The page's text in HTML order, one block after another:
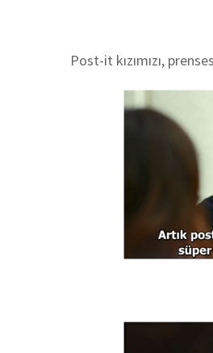
Post-it kızımızı,